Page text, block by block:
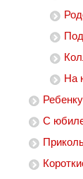
На
Ребенку
С